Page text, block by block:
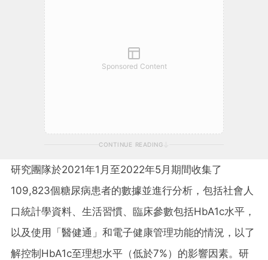
Sponsored Content
CONTINUE READING
研究團隊於2021年1月至2022年5月期間收集了
109,823個糖尿病患者的數據並進行分析，包括社會人
口統計學資料、生活習慣、臨床參數包括HbA1c水平，
以及使用「醫健通」和電子健康管理功能的情況，以了
解控制HbA1c至理想水平（低於7%）的影響因素。研